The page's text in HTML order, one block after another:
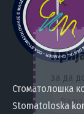
Стоматолошка
Stomatoloska
за да